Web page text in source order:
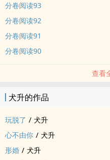
分卷阅读93
分卷阅读92
分卷阅读91
分卷阅读90
查看
犬升的作品
玩脱了 / 犬升
心不由你 / 犬升
形婚 / 犬升